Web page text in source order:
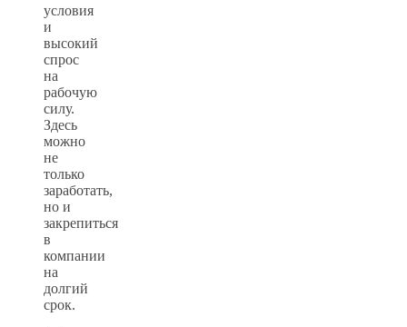
условия
и
высокий
спрос
на
рабочую
силу.
Здесь
можно
не
только
заработать,
но и
закрепиться
в
компании
на
долгий
срок.